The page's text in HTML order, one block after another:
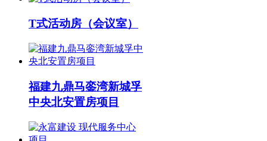
T式活动房（会议室）
福建九鼎马銮湾新城孚
中央北安置房项目